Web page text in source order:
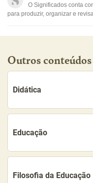
Outro
O Significados conta
para produzir, organizar e
Outros
Didática
Educação
Filosofia da Educação